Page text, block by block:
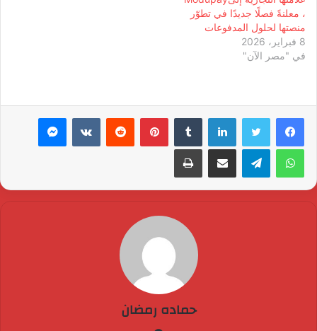
، معلنةً فصلًا جديدًا في تطوّر
منصتها لحلول المدفوعات
8 فبراير، 2026
في "مصر الآن"
لينكدإن بينتيريست ماسنجر
واتساب تيلقرام مشاركة عبر البريد طباعة
حماده رمضان